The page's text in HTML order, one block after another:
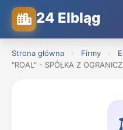
24 Elbląg
Strona główna › Firmy ›
"ROAL" - SPÓŁKA Z